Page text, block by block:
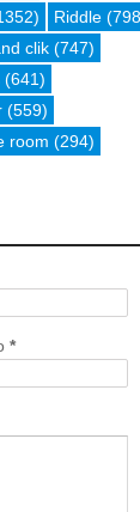
Riddle
clik (747)
(641)
(559)
room (294)
*